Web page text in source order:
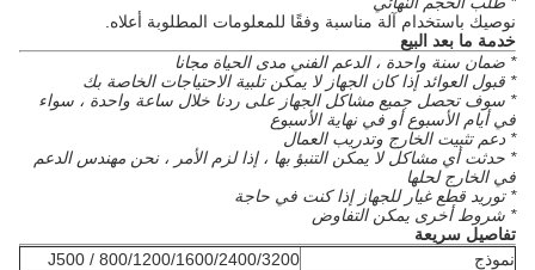
نوصيك باستخدام آلة مناسبة وفقًا للمعلومات المطلوبة أعلاه.
خدمة ما بعد البيع
* ضمان سنة واحدة ، الدعم الفني مدى الحياة مجانا
* قبول العوائد إذا كان الجهاز لا يمكن تلبية الاحتياجات الخاصة بك
* سوف تحصل جميع مشاكل الجهاز على ردنا خلال ساعة واحدة ، سواء
في أيام الأسبوع أو في نهاية الأسبوع
* دعم تثبيت الخارج وتدريب العمال
* حدثت أي مشاكل لا يمكن التنبؤ بها ، إذا لزم الأمر ، نحن مهندس الدعم
في الخارج لحلها
* توريد قطع غيار للجهاز إذا كنت في حاجة
* شروط أخرى يمكن التفاوض
تفاصيل سريعة
نموذج
J500 / 800/1200/1600/2400/3200